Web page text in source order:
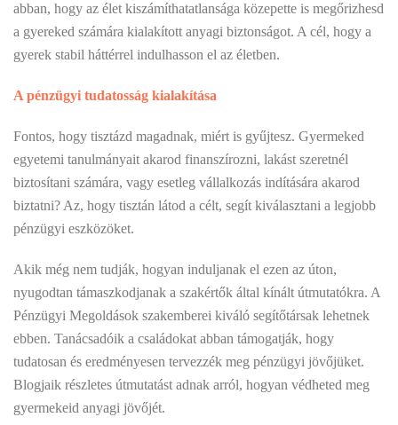
abban, hogy az élet kiszámíthatatlansága közepette is megőrizhesd
a gyereked számára kialakított anyagi biztonságot. A cél, hogy a
gyerek stabil háttérrel indulhasson el az életben.
A pénzügyi tudatosság kialakítása
Fontos, hogy tisztázd magadnak, miért is gyűjtesz. Gyermeked
egyetemi tanulmányait akarod finanszírozni, lakást szeretnél
biztosítani számára, vagy esetleg vállalkozás indítására akarod
biztatni? Az, hogy tisztán látod a célt, segít kiválasztani a legjobb
pénzügyi eszközöket.
Akik még nem tudják, hogyan induljanak el ezen az úton,
nyugodtan támaszkodjanak a szakértők által kínált útmutatókra. A
Pénzügyi Megoldások szakemberei kiváló segítőtársak lehetnek
ebben. Tanácsadóik a családokat abban támogatják, hogy
tudatosan és eredményesen tervezzék meg pénzügyi jövőjüket.
Blogjaik részletes útmutatást adnak arról, hogyan védheted meg
gyermekeid anyagi jövőjét.